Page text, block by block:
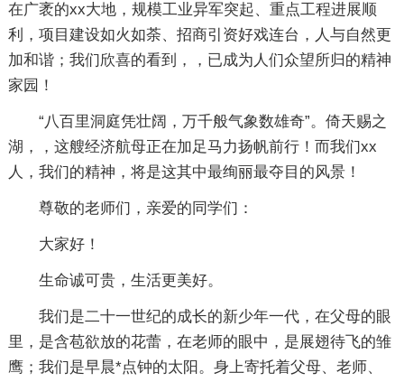
在广袤的xx大地，规模工业异军突起、重点工程进展顺
利，项目建设如火如荼、招商引资好戏连台，人与自然更
加和谐；我们欣喜的看到，，已成为人们众望所归的精神
家园！
“八百里洞庭凭壮阔，万千般气象数雄奇”。倚天赐之
湖，，这艘经济航母正在加足马力扬帆前行！而我们xx
人，我们的精神，将是这其中最绚丽最夺目的风景！
尊敬的老师们，亲爱的同学们：
大家好！
生命诚可贵，生活更美好。
我们是二十一世纪的成长的新少年一代，在父母的眼
里，是含苞欲放的花蕾，在老师的眼中，是展翅待飞的雏
鹰；我们是早晨*点钟的太阳。身上寄托着父母、老师、